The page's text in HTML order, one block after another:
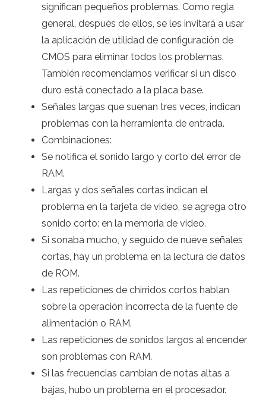
significan pequeños problemas. Como regla
general, después de ellos, se les invitará a usar
la aplicación de utilidad de configuración de
CMOS para eliminar todos los problemas.
También recomendamos verificar si un disco
duro está conectado a la placa base.
Señales largas que suenan tres veces, indican
problemas con la herramienta de entrada.
Combinaciones:
Se notifica el sonido largo y corto del error de
RAM.
Largas y dos señales cortas indican el
problema en la tarjeta de video, se agrega otro
sonido corto: en la memoria de video.
Si sonaba mucho, y seguido de nueve señales
cortas, hay un problema en la lectura de datos
de ROM.
Las repeticiones de chirridos cortos hablan
sobre la operación incorrecta de la fuente de
alimentación o RAM.
Las repeticiones de sonidos largos al encender
son problemas con RAM.
Si las frecuencias cambian de notas altas a
bajas, hubo un problema en el procesador.